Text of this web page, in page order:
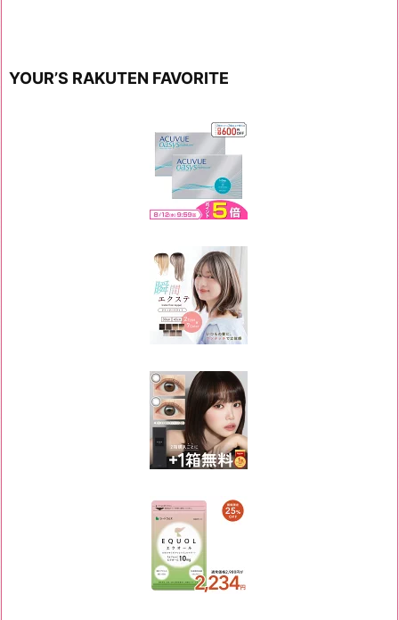
YOUR’S RAKUTEN FAVORITE